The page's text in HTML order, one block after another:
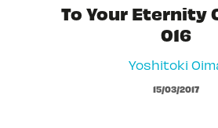
To Your Eternity
016
Yoshitoki
15/03/2017